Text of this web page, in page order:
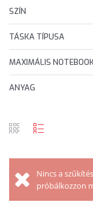
SZÍN
TÁSKA TÍPUSA
MAXIMÁLIS
ANYAG
Nincs a
próbálkozzon